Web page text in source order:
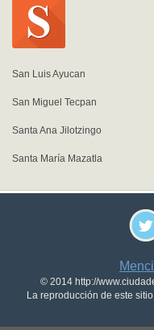
San Luis Ayucan
San Miguel Tecpan
Santa Ana Jilotzingo
Santa María Mazatla
© 2014 http://
La reproducción de este